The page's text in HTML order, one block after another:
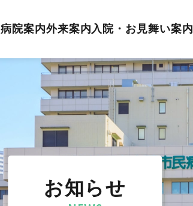
病院案内外来案内入院・お見舞い案内
お知らせ